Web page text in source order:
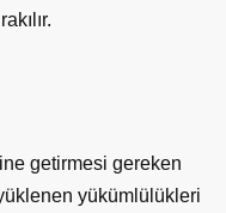
getirmesi gereken
yükümlülükleri